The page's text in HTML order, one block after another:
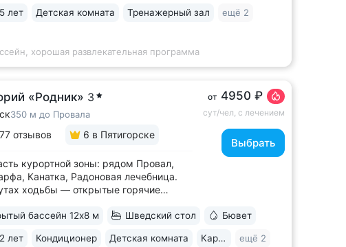
ванны с природным
лет Детская комната Тренажерный зал ещё 2
хорошая развлекательная программа
«Родник» 3
350 м до Провала
отзывов 6 в Пятигорске
курортной зоны: рядом Провал,
Канатка, Радоновая лечебница.
ходьбы — открытые горячие
на лес или панораму Пятигорска.
Есть номера с балконом • Основной
от 4950 ₽
сут/чел, с лечением
Выбрать
бассейн 12х8 м Шведский стол Бювет
лет Кондиционер Детская комната Караоке ещё 2